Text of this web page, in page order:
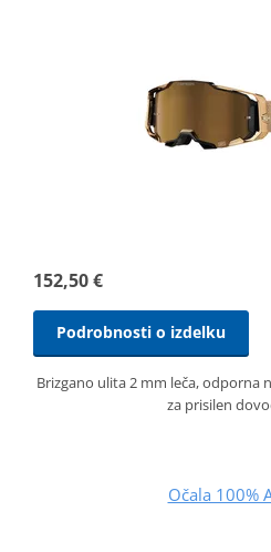
152,50 €
Podrobnosti o izdelku
Brizgano ulita 2 mm leča, odporna
za prisilen
Očala 100%